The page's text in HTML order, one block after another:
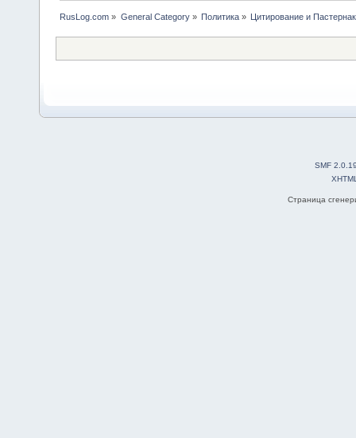
RusLog.com » General Category» Политика» Цитирование и Пастернак
SMF
Страница